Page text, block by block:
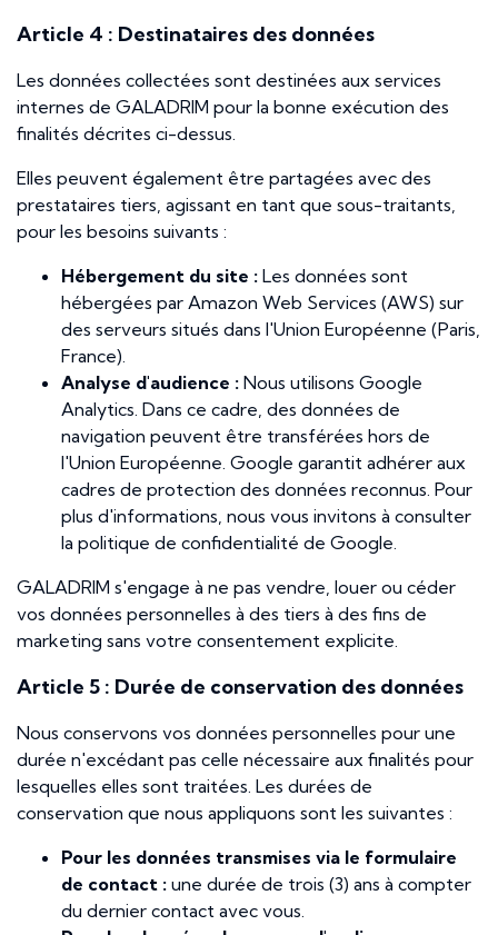
Article 4 : Destinataires des données
Les données collectées sont destinées aux services
internes de GALADRIM pour la bonne exécution des
finalités décrites ci-dessus.
Elles peuvent également être partagées avec des
prestataires tiers, agissant en tant que sous-traitants,
pour les besoins suivants :
Hébergement du site : Les données sont
hébergées par Amazon Web Services (AWS) sur
des serveurs situés dans l'Union Européenne (Paris,
France).
Analyse d'audience : Nous utilisons Google
Analytics. Dans ce cadre, des données de
navigation peuvent être transférées hors de
l'Union Européenne. Google garantit adhérer aux
cadres de protection des données reconnus. Pour
plus d'informations, nous vous invitons à consulter
la politique de confidentialité de Google.
GALADRIM s'engage à ne pas vendre, louer ou céder
vos données personnelles à des tiers à des fins de
marketing sans votre consentement explicite.
Article 5 : Durée de conservation des données
Nous conservons vos données personnelles pour une
durée n'excédant pas celle nécessaire aux finalités pour
lesquelles elles sont traitées. Les durées de
conservation que nous appliquons sont les suivantes :
Pour les données transmises via le formulaire
de contact : une durée de trois (3) ans à compter
du dernier contact avec vous.